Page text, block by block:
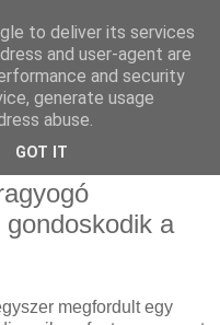
a
megfordult egy
to deliver its services
and user-agent are
and security
generate usage
abuse.
GOT IT